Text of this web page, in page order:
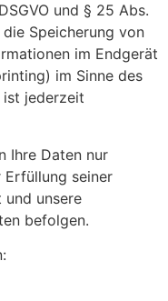
und § 25 Abs.
Speicherung von
im Endgerät
im Sinne des
ist jederzeit
Ihre Daten nur
seiner
unsere
befolgen.